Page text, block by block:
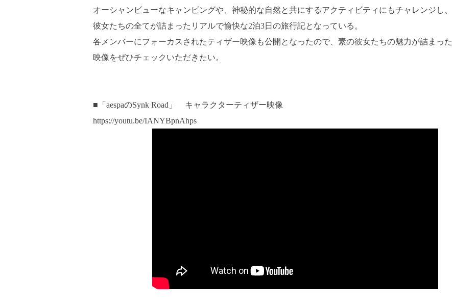
オーシャンビューなキャンピングや、神秘的な自然と共にするアクティビティにもチャレンジし、
彼女たちの全てが詰まったリアルで愉快な2泊3日の旅行記となっている。
各メンバーにフォーカスされたティザー映像も公開となったので、素の彼女たちの魅力が詰まった
映像をぜひチェックいただきたい。
■「aespaのSynk Road」 キャラクターティザー映像
https://youtu.be/IANYBpnAhps